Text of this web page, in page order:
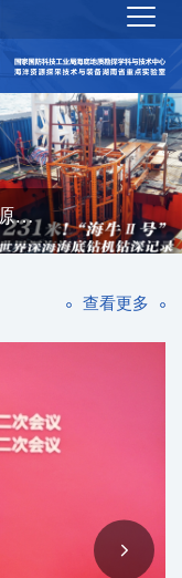
湖南科技大学海洋矿产资源探采装备与安全技术国家地方联合工程实验室
查看更多